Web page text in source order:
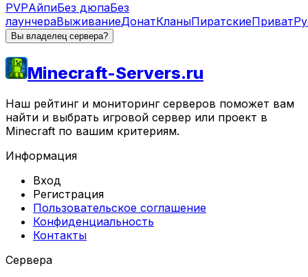
PVPАйпиБез дюпаБез
лаунчераВыживаниеДонатКланыПиратскиеПриват
Вы владелец сервера?
Minecraft-Servers.ru
Наш рейтинг и мониторинг серверов поможет вам
найти и выбрать игровой сервер или проект в
Minecraft по вашим критериям.
Информация
Вход
Регистрация
Пользовательское соглашение
Конфиденциальность
Контакты
Сервера